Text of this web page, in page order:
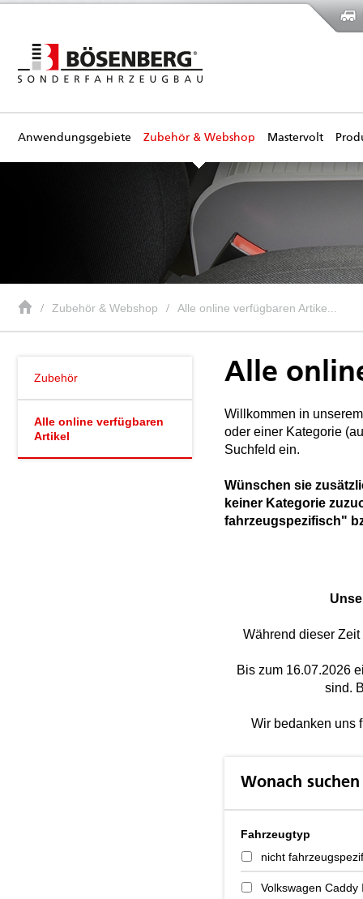
Anwendungsgebiete Zubehör & Webshop Mastervolt
Zubehör & Webshop Alle online verfügbaren Artike...
Zubehör
Alle online verfügbaren
Artikel
Alle
Willkommen in
oder einer Kategorie
Suchfeld ein.
Wünschen sie
keiner Kategorie
fahrzeugspezifisch"
Während dieser
Bis zum 16.07.2026
sind.
Wir bedanken uns
Wonach suchen
Fahrzeugtyp
nicht
Volkswagen Caddy